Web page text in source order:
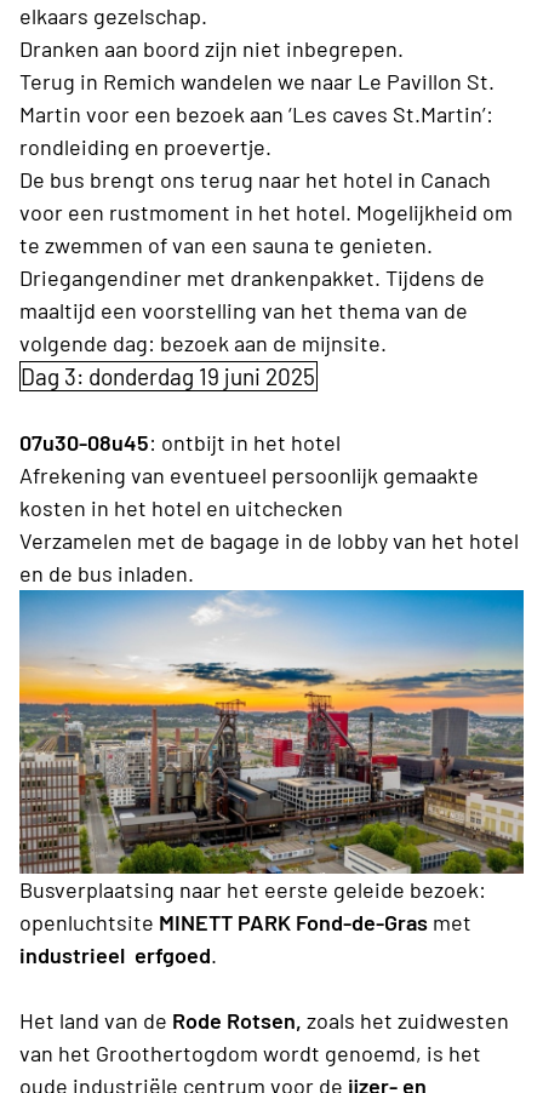
elkaars gezelschap.
Dranken aan boord zijn niet inbegrepen.
Terug in Remich wandelen we naar Le Pavillon St.
Martin voor een bezoek aan ‘Les caves St.Martin’:
rondleiding en proevertje.
De bus brengt ons terug naar het hotel in Canach
voor een rustmoment in het hotel. Mogelijkheid om
te zwemmen of van een sauna te genieten.
Driegangendiner met drankenpakket. Tijdens de
maaltijd een voorstelling van het thema van de
volgende dag: bezoek aan de mijnsite.
Dag 3: donderdag 19 juni 2025
07u30-08u45: ontbijt in het hotel
Afrekening van eventueel persoonlijk gemaakte
kosten in het hotel en uitchecken
Verzamelen met de bagage in de lobby van het hotel
en de bus inladen.
Busverplaatsing naar het eerste geleide bezoek:
openluchtsite MINETT PARK Fond-de-Gras met
industrieel erfgoed.
Het land van de Rode Rotsen, zoals het zuidwesten
van het Groothertogdom wordt genoemd, is het
oude industriële centrum voor de ijzer- en